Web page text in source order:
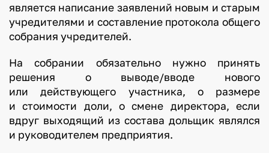
является написание заявлений новым и старым
учредителями и составление протокола общего
собрания учредителей.
На собрании обязательно нужно принять
решения о выводе/вводе нового
или действующего участника, о размере
и стоимости доли, о смене директора, если
вдруг выходящий из состава дольщик являлся
и руководителем предприятия.